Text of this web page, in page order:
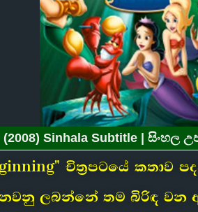
Sinhala Subtitle | සිංහල
චිත්‍රපටයේ
ලබන්නේ තම බිරිඳ